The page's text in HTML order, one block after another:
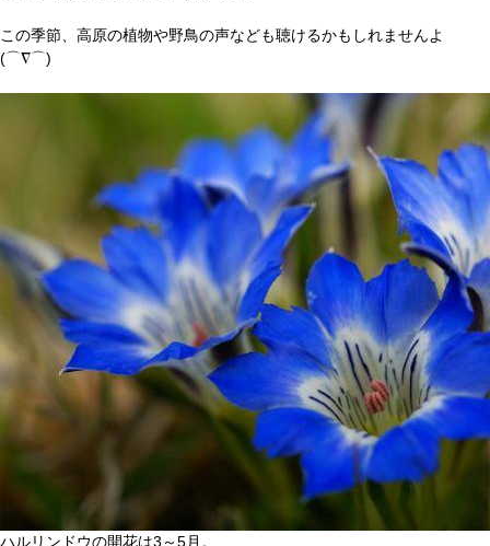
この季節、高原の植物や野鳥の声なども聴けるかもしれませんよ
(⌒∇⌒)
ハルリンドウの開花は3～5月。